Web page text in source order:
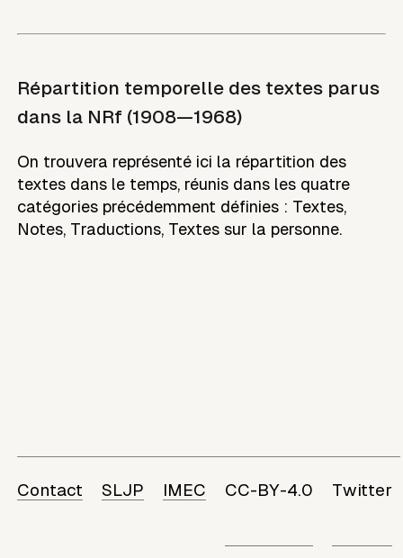
Répartition temporelle des textes parus
dans la NRf (1908—1968)
On trouvera représenté ici la répartition des
textes dans le temps, réunis dans les quatre
catégories précédemment définies : Textes,
Notes, Traductions, Textes sur la personne.
Contact SLJP IMEC CC-BY-4.0 Twitter